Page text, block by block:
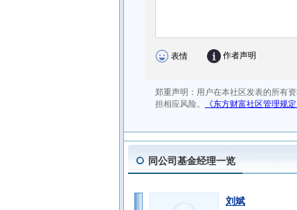
同公司基金经理一览
刘斌